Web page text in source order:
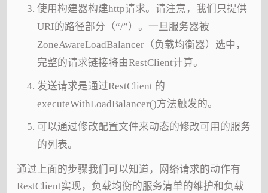
使用构建器构建http请求。请注意，我们只提供
URI的路径部分（“/”）。一旦服务器被
ZoneAwareLoadBalancer（负载均衡器）选中，
完整的请求链接将由RestClient计算。
发送请求是通过RestClient 的
executeWithLoadBalancer()方法触发的。
可以通过修改配置文件来动态的修改可用的服务
的列表。
通过上面的步骤我们可以知道，网络请求的动作有
RestClient实现，负载均衡的服务清单的维护和负载